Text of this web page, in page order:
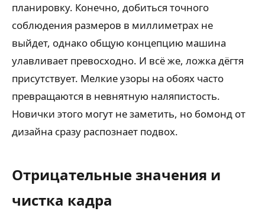
планировку. Конечно, добиться точного
соблюдения размеров в миллиметрах не
выйдет, однако общую концепцию машина
улавливает превосходно. И всё же, ложка дёгтя
присутствует. Мелкие узоры на обоях часто
превращаются в невнятную наляпистость.
Новички этого могут не заметить, но бомонд от
дизайна сразу распознает подвох.
Отрицательные значения и
чистка кадра